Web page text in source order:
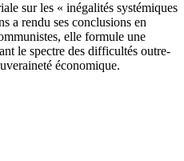
sur les « inégalités systémiques
a rendu ses conclusions en
elle formule une
le spectre des difficultés outre-
économique.